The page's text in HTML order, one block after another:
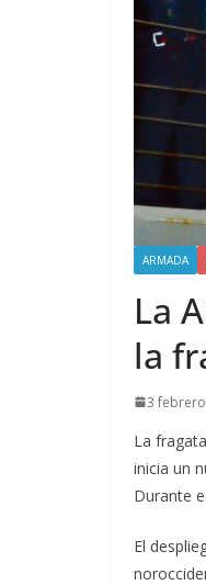
ARMADA
La
la
3
La
inicia un
Durante
El